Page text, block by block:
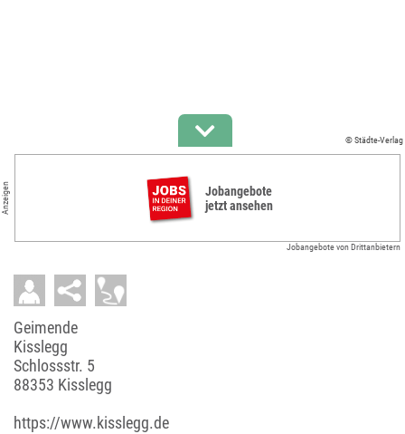
© Städte-Verlag
Anzeigen
Jobangebote
jetzt ansehen
Jobangebote von Drittanbietern
Geimende
Kisslegg
Schlossstr. 5
88353 Kisslegg
https://www.kisslegg.de